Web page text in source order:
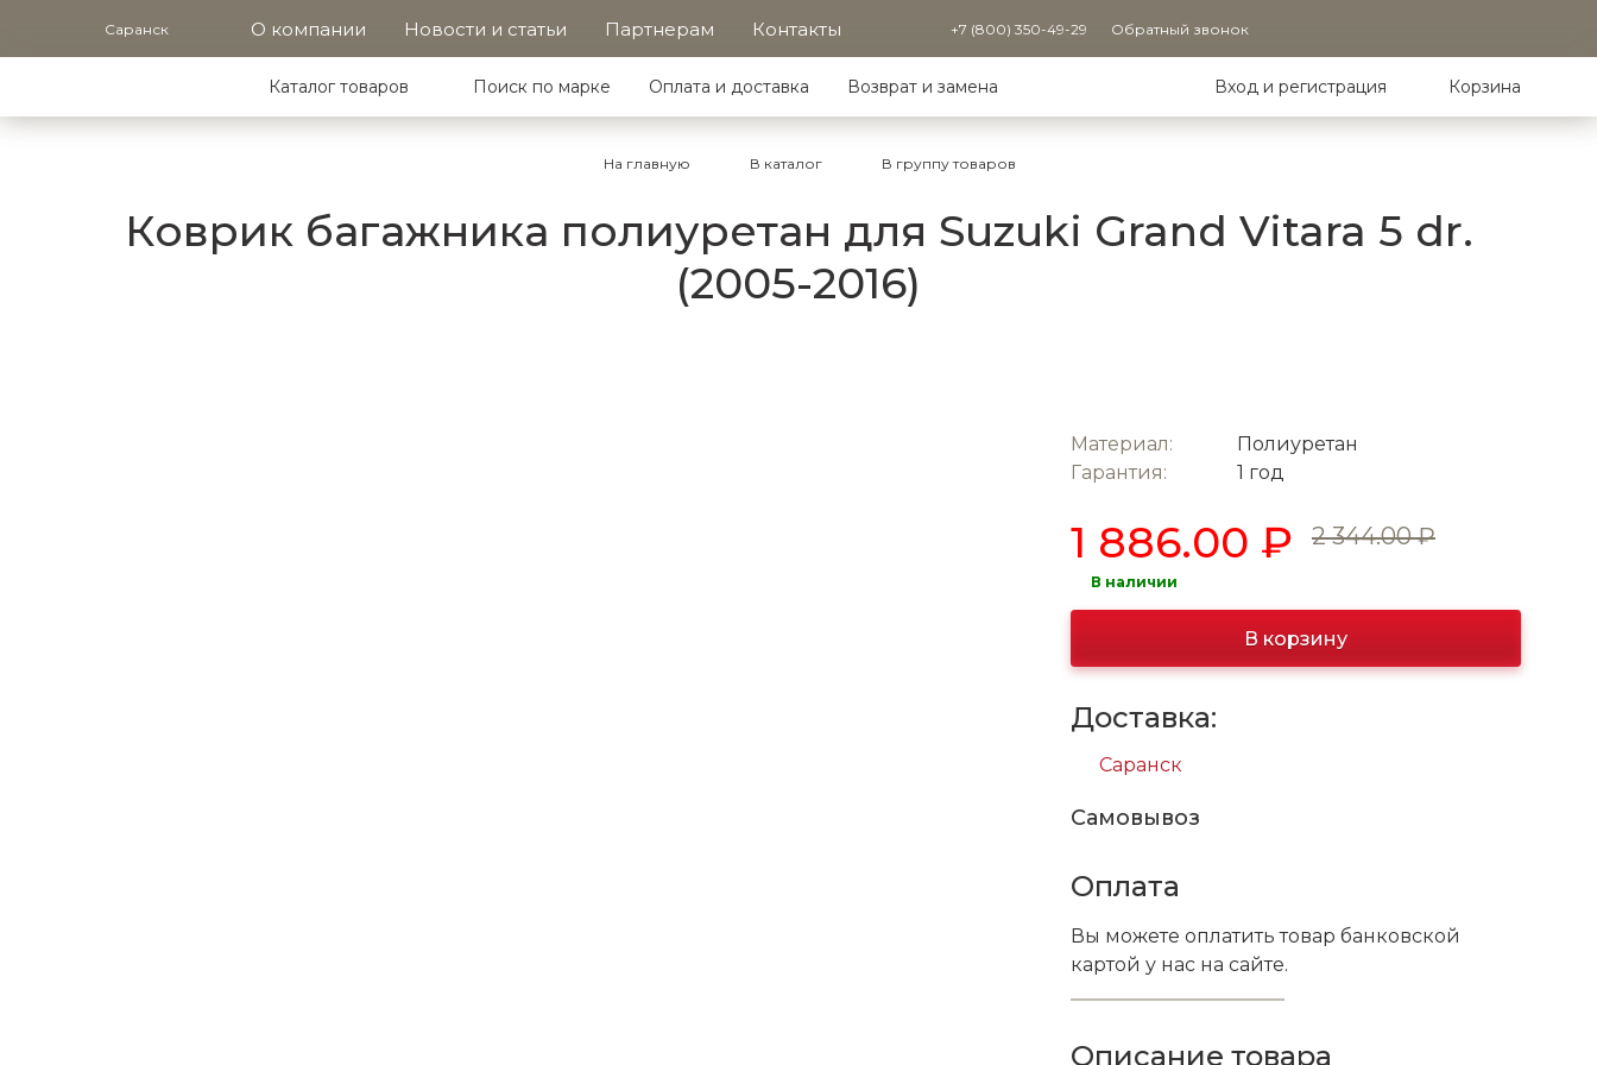
Саранск О компании Новости и статьи Партнерам Контакты +7 (800) 350-49-29 Обратный звонок
Каталог товаров Поиск по марке Оплата и доставка Возврат и замена Вход и регистрация Корзина
На главную В каталог В группу товаров
Коврик багажника полиуретан для Suzuki Grand Vitara 5 dr.
(2005-2016)
Материал:
Полиуретан
Гарантия:
1 год
1 886.00 ₽ 2 344.00 ₽
В наличии
В корзину
Доставка:
Саранск
Самовывоз
Оплата
Вы можете оплатить товар банковской
картой у нас на сайте.
Описание товара